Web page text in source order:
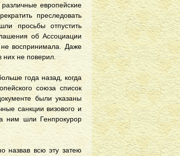
европейские
преследовать
просьбы отпустить
об Ассоциации
не воспринимала. Даже
них не поверил.
года назад, когда
союза список
были указаны
санкции визового и
ним шли Генпрокурор
назвав всю эту затею